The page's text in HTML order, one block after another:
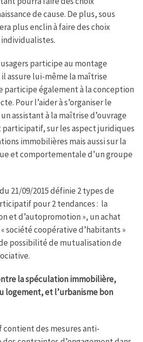
de cause. De plus, sous
plus enclin à faire des choix
participe au montage
assure lui-même la maîtrise
participe également à la conception
Pour l’aider à s’organiser le
assistant à la maîtrise d’ouvrage
participatif, sur les aspect juridiques
immobilières mais aussi sur la
et comportementale d’un groupe
21/09/2015 définie 2 types de
pour 2 tendances : la
et d’autopromotion », un achat
société coopérative d’habitants »
possibilité de mutualisation de
la spéculation immobilière,
logement, et l’urbanisme bon
des mesures anti-